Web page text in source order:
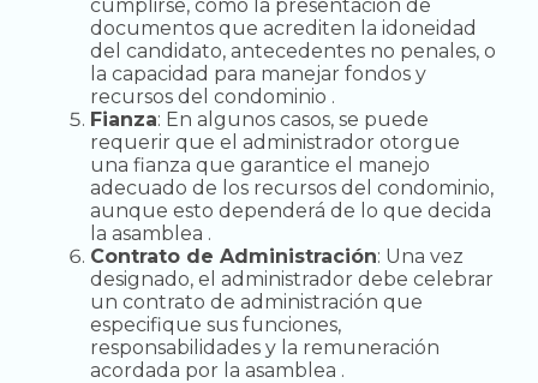
cumplirse, como la presentación de
documentos que acrediten la idoneidad
del candidato, antecedentes no penales, o
la capacidad para manejar fondos y
recursos del condominio .
Fianza: En algunos casos, se puede
requerir que el administrador otorgue
una fianza que garantice el manejo
adecuado de los recursos del condominio,
aunque esto dependerá de lo que decida
la asamblea .
Contrato de Administración: Una vez
designado, el administrador debe celebrar
un contrato de administración que
especifique sus funciones,
responsabilidades y la remuneración
acordada por la asamblea .